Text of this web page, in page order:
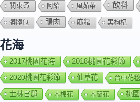
關東煮 阿給 風茹茶 飲料
髒髒包 鴨肉 麻糬 黑枸杞
花海
2017桃園花海 2018桃園花彩節
2020桃園花彩節
仙草花 台中花
士林官邸 木棉花 木蘭花 桃